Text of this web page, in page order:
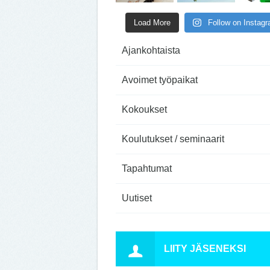
Load More Follow on
Ajankohtaista
Avoimet työpaikat
Kokoukset
Koulutukset / seminaarit
Tapahtumat
Uutiset
LIITY JÄSENEKSI